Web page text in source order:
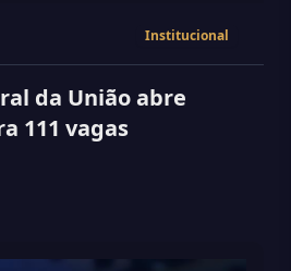
Institucional
da União abre
111 vagas